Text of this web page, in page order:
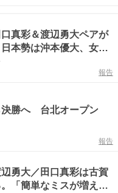
口真彩＆渡辺勇大ペアが
本勢は沖本優大、女子
＆高橋美優ペアも頂点
報告
決勝へ 台北オープン
報告
辺勇大／田口真彩は古賀
「簡単なミスが増え